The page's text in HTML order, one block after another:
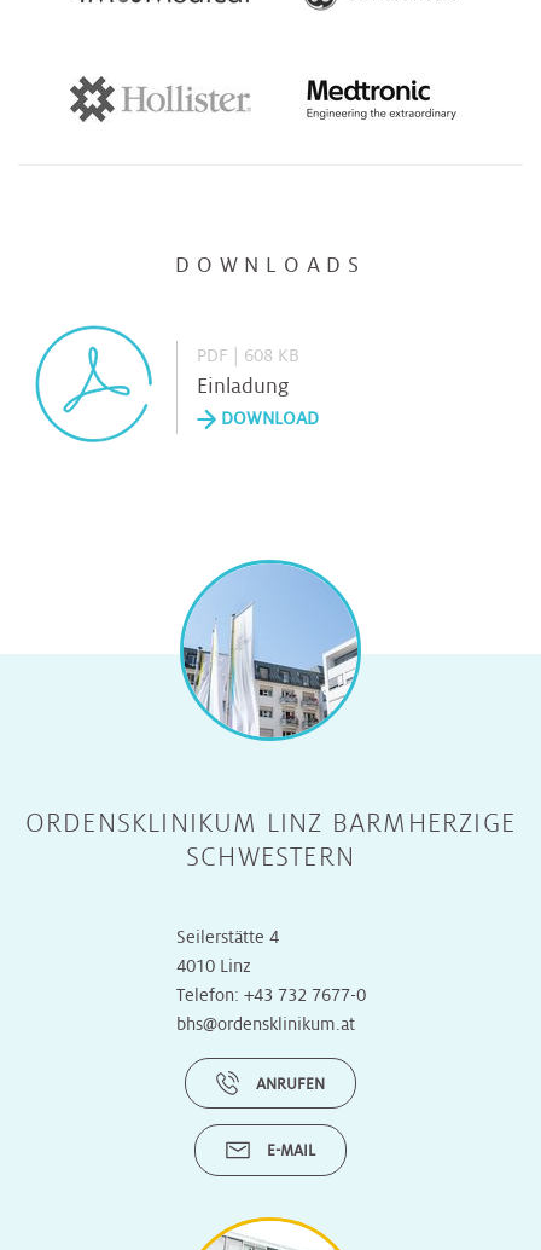
DOWNLOADS
PDF | 608 KB
Einladung
DOWNLOAD
ORDENSKLINIKUM LINZ BARMHERZIGE
SCHWESTERN
Seilerstätte 4
4010 Linz
Telefon: +43 732 7677-0
bhs@ordensklinikum.at
ANRUFEN
E-MAIL